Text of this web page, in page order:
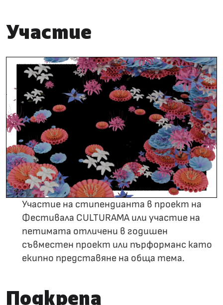
Участие
Участие на стипендианта в проект на
Фестивала CULTURAMA или участие на
петимата отличени в годишен
съвместен проект или пърформанс като
екипно представяне на обща тема.
Подкрепа